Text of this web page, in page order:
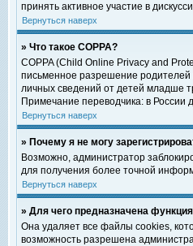
принять активное участие в
Вернуться наверх
» Что такое COPPA?
COPPA (Child Online Privacy and
письменное разрешение родителей
личных сведений от детей младше
Примечание переводчика: в
Вернуться наверх
» Почему я не могу
Возможно, администратор
для получения более точной
Вернуться наверх
» Для чего предназначена
Она удаляет все файлы cookies,
возможность разрешена